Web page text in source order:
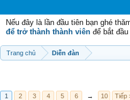
Nếu đây là lần đầu tiên bạn ghé
để trở thành thành viên để bắt
Trang chủ Diễn đàn
1 2 3 4 5 6 → 10 Tiếp